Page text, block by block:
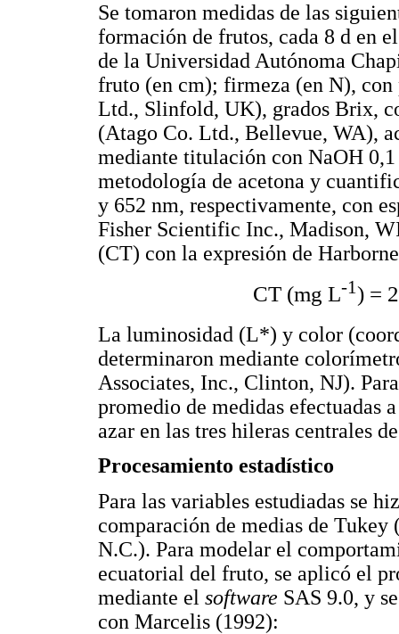
Se tomaron medidas de las
formación de frutos, cada 8 d en
de la Universidad Autónoma
fruto (en cm); firmeza (en N),
Ltd., Slinfold, UK), grados Brix,
(Atago Co. Ltd., Bellevue, WA),
mediante titulación con NaOH
metodología de acetona y
y 652 nm, respectivamente, con
Fisher Scientific Inc., Madison,
(CT) con la expresión de
CT (mg L-1) =
La luminosidad (L*) y color
determinaron mediante
Associates, Inc., Clinton, NJ).
promedio de medidas efectuadas
azar en las tres hileras centrales
Procesamiento estadístico
Para las variables estudiadas se
comparación de medias de Tukey
N.C.). Para modelar el
ecuatorial del fruto, se aplicó el
mediante el software SAS 9.0, y
con Marcelis (1992):